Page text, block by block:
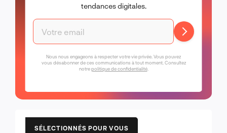
tendances digitales.
Nous nous engageons à respecter votre vie privée. Vous pouvez
vous désabonner de ces communications à tout moment. Consultez
notrepolitique de confidentialité.
SÉLECTIONNÉS POUR VOUS